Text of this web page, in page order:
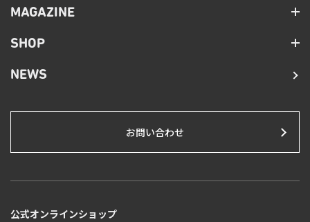
MAGAZINE
SHOP
NEWS
お問い合わせ
公式オンラインショップ